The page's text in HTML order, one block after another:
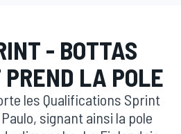
- BOTTAS
LA POLE
les Qualifications Sprint
signant ainsi la pole